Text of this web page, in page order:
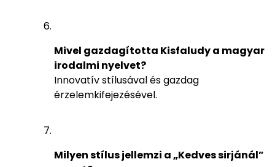
Mivel gazdagította Kisfaludy a magyar
irodalmi nyelvet?
Innovatív stílusával és gazdag
érzelemkifejezésével.
Milyen stílus jellemzi a „Kedves sirjánál”